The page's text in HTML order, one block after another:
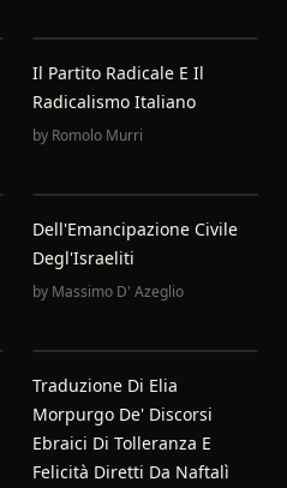
Il Partito Radicale E Il
Radicalismo Italiano
by Romolo Murri
Dell'Emancipazione Civile
Degl'Israeliti
by Massimo D' Azeglio
Traduzione Di Elia
Morpurgo De' Discorsi
Ebraici Di Tolleranza E
Felicità Diretti Da Naftalì